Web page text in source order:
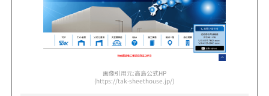
画像引用元:高島公式HP
(https://tak-sheethouse.jp/)